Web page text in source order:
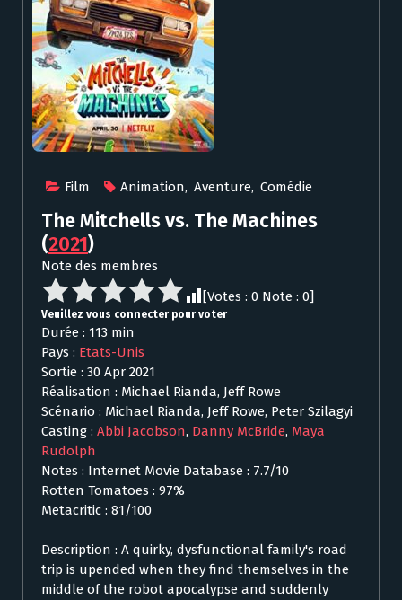
Film Animation, Aventure, Comédie
The Mitchells vs. The Machines
(2021)
Note des membres
[Votes : 0 Note : 0]
Veuillez vous connecter pour voter
Durée : 113 min
Pays : Etats-Unis
Sortie : 30 Apr 2021
Réalisation : Michael Rianda, Jeff Rowe
Scénario : Michael Rianda, Jeff Rowe, Peter Szilagyi
Casting : Abbi Jacobson, Danny McBride, Maya
Rudolph
Notes : Internet Movie Database : 7.7/10
Rotten Tomatoes : 97%
Metacritic : 81/100
Description : A quirky, dysfunctional family's road
trip is upended when they find themselves in the
middle of the robot apocalypse and suddenly